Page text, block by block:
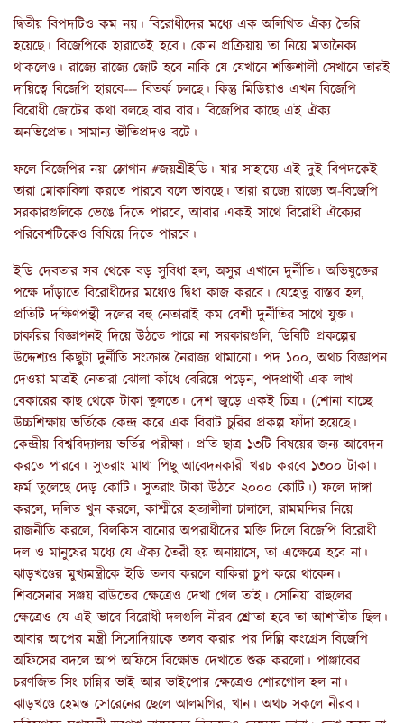
দ্বিতীয় বিপদটিও কম নয়। বিরোধীদের মধ্যে এক অলিখিত ঐক্য তৈরি
হয়েছে। বিজেপিকে হারাতেই হবে। কোন প্রক্রিয়ায় তা নিয়ে মতানৈক্য
থাকলেও। রাজ্যে রাজ্যে জোট হবে নাকি যে যেখানে শক্তিশালী সেখানে তারই
দায়িত্বে বিজেপি হারবে--- বিতর্ক চলছে। কিন্তু মিডিয়াও এখন বিজেপি
বিরোধী জোটের কথা বলছে বার বার। বিজেপির কাছে এই ঐক্য
অনভিপ্রেত। সামান্য ভীতিপ্রদও বটে।
ফলে বিজেপির নয়া স্লোগান #জয়শ্রীইডি। যার সাহায্যে এই দুই বিপদকেই
তারা মোকাবিলা করতে পারবে বলে ভাবছে। তারা রাজ্যে রাজ্যে অ-বিজেপি
সরকারগুলিকে ভেঙে দিতে পারবে, আবার একই সাথে বিরোধী ঐক্যের
পরিবেশটিকেও বিষিয়ে দিতে পারবে।
ইডি দেবতার সব থেকে বড় সুবিধা হল, অসুর এখানে দুর্নীতি। অভিযুক্তের
পক্ষে দাঁড়াতে বিরোধীদের মধ্যেও দ্বিধা কাজ করবে। যেহেতু বাস্তব হল,
প্রতিটি দক্ষিণপন্থী দলের বহু নেতারাই কম বেশী দুর্নীতির সাথে যুক্ত।
চাকরির বিজ্ঞাপনই দিয়ে উঠতে পারে না সরকারগুলি, ডিবিটি প্রকল্পের
উদ্দেশ্যও কিছুটা দুর্নীতি সংক্রান্ত নৈরাজ্য থামানো। পদ ১০০, অথচ বিজ্ঞাপন
দেওয়া মাত্রই নেতারা ঝোলা কাঁধে বেরিয়ে পড়েন, পদপ্রার্থী এক লাখ
বেকারের কাছ থেকে টাকা তুলতে। দেশ জুড়ে একই চিত্র। (শোনা যাচ্ছে
উচ্চশিক্ষায় ভর্তিকে কেন্দ্র করে এক বিরাট চুরির প্রকল্প ফাঁদা হয়েছে।
কেন্দ্রীয় বিশ্ববিদ্যালয় ভর্তির পরীক্ষা। প্রতি ছাত্র ১৩টি বিষয়ের জন্য আবেদন
করতে পারবে। সুতরাং মাথা পিছু আবেদনকারী খরচ করবে ১৩০০ টাকা।
ফর্ম তুলেছে দেড় কোটি। সুতরাং টাকা উঠবে ২০০০ কোটি।) ফলে দাঙ্গা
করলে, দলিত খুন করলে, কাশ্মীরে হত্যালীলা চালালে, রামমন্দির নিয়ে
রাজনীতি করলে, বিলকিস বানোর অপরাধীদের মক্তি দিলে বিজেপি বিরোধী
দল ও মানুষের মধ্যে যে ঐক্য তৈরী হয় অনায়াসে, তা এক্ষেত্রে হবে না।
ঝাড়খণ্ডের মুখ্যমন্ত্রীকে ইডি তলব করলে বাকিরা চুপ করে থাকেন।
শিবসেনার সঞ্জয় রাউতের ক্ষেত্রেও দেখা গেল তাই। সোনিয়া রাহুলের
ক্ষেত্রেও যে এই ভাবে বিরোধী দলগুলি নীরব শ্রোতা হবে তা আশাতীত ছিল।
আবার আপের মন্ত্রী সিসোদিয়াকে তলব করার পর দিল্লি কংগ্রেস বিজেপি
অফিসের বদলে আপ অফিসে বিক্ষোভ দেখাতে শুরু করলো। পাঞ্জাবের
চরণজিত সিং চান্নির ভাই আর ভাইপোর ক্ষেত্রেও শোরগোল হল না।
ঝাড়খণ্ডে হেমন্ত সোরেনের ছেলে আলমগির, খান। অথচ সকলে নীরব।